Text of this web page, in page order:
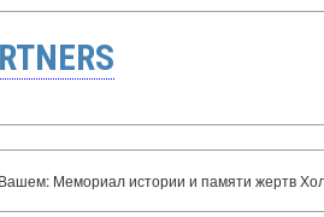
Мемориал истории и памяти жертв